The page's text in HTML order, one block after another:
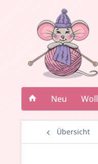
Neu
Übersicht